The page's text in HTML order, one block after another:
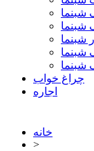
شبنما
شبنما
شبنما
شبنما
شبنما
چراغ خواب
اجاره
خانه
>